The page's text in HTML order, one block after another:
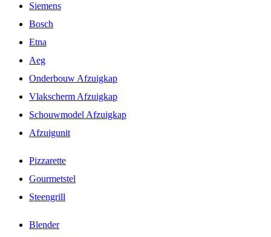
Siemens
Bosch
Etna
Aeg
Onderbouw Afzuigkap
Vlakscherm Afzuigkap
Schouwmodel Afzuigkap
Afzuigunit
Pizzarette
Gourmetstel
Steengrill
Blender